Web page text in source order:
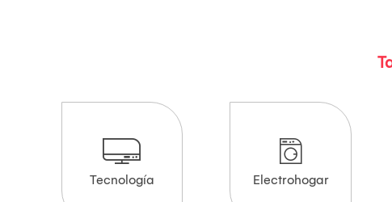
Tecnología Electrohogar